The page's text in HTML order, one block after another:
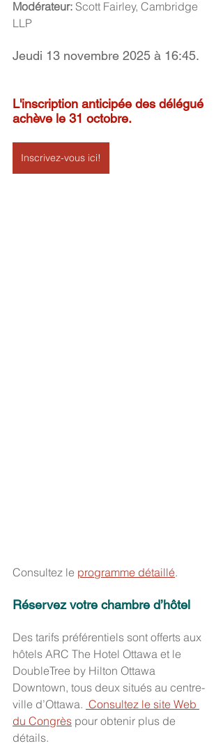
Modérateur: Scott Fairley, Cambridge
LLP
Jeudi 13 novembre 2025 à 16:45.
L'inscription anticipée des délégué
achève le 31 octobre.
Inscrivez-vous ici!
Consultez le programme détaillé.
Réservez votre chambre d’hôtel
Des tarifs préférentiels sont offerts aux
hôtels ARC The Hotel Ottawa et le
DoubleTree by Hilton Ottawa
Downtown, tous deux situés au centre-
ville d’Ottawa. Consultez le site Web
du Congrès pour obtenir plus de
détails.